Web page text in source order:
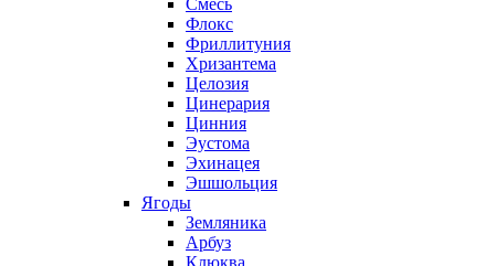
Смесь
Флокс
Фриллитуния
Хризантема
Целозия
Цинерария
Цинния
Эустома
Эхинацея
Эшшольция
Ягоды
Земляника
Арбуз